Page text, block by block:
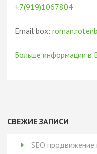
+7(919)1067804
Email box:
Больше информации в
СВЕЖИЕ ЗАПИСИ
SEO продвижение